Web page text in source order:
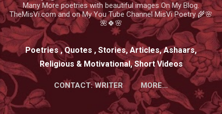
Many More poetries with beautiful images On My Blog.
TheMisVi.com and on My You Tube Channel MisVi Poetry 🌾🌸
🌺🍀🌸
Poetries , Quotes , Stories, Articles, Ashaars,
Religious & Motivational, Short Videos
CONTACT: WRITER MORE…
HTTPS://WWW.YOUTUBE.COM/CHANNEL/